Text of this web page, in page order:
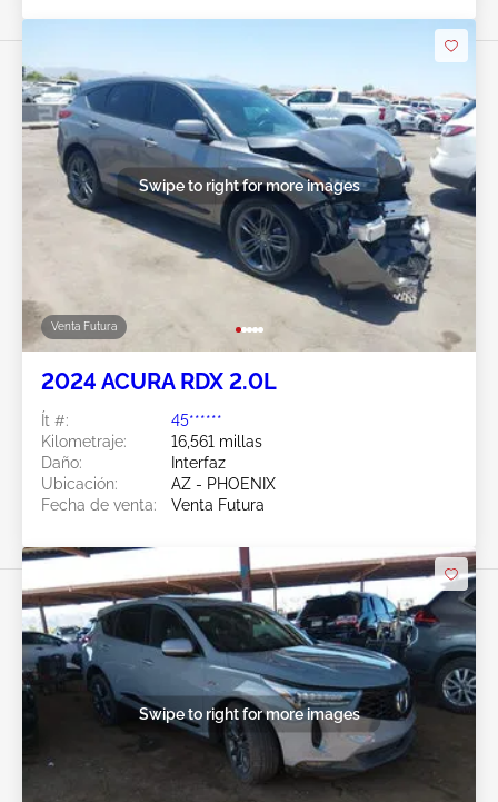
Venta Futura
Swipe to right for more images
2024 ACURA RDX 2.0L
Ít #:
45******
Kilometraje:
16,561 millas
Daño:
Interfaz
Ubicación:
AZ - PHOENIX
Fecha de venta:
Venta Futura
Swipe to right for more images